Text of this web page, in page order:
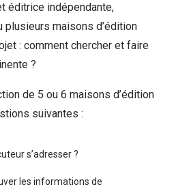
éditrice indépendante,
plusieurs maisons d’édition
: comment chercher et faire
?
de 5 ou 6 maisons d’édition
suivantes :
s’adresser ?
les informations de